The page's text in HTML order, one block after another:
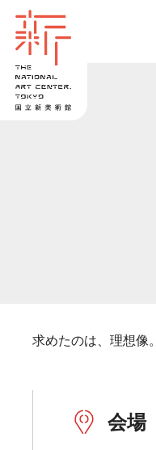
求めたのは、理想像。
会場